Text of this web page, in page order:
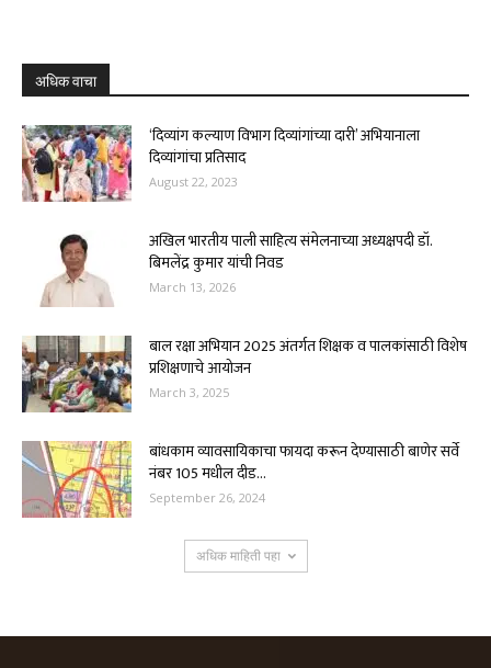
अधिक वाचा
‘दिव्यांग कल्याण विभाग दिव्यांगांच्या दारी’ अभियानाला
दिव्यांगांचा प्रतिसाद
August 22, 2023
अखिल भारतीय पाली साहित्य संमेलनाच्या अध्यक्षपदी डॉ.
बिमलेंद्र कुमार यांची निवड
March 13, 2026
बाल रक्षा अभियान 2025 अंतर्गत शिक्षक व पालकांसाठी विशेष
प्रशिक्षणाचे आयोजन
March 3, 2025
बांधकाम व्यावसायिकाचा फायदा करून देण्यासाठी बाणेर सर्वे
नंबर 105 मधील दीड...
September 26, 2024
अधिक माहिती पहा